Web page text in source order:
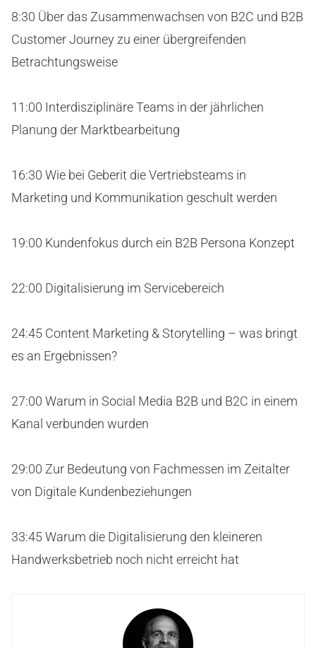
8:30 Über das Zusammenwachsen von B2C und B2B
Customer Journey zu einer übergreifenden
Betrachtungsweise
11:00 Interdisziplinäre Teams in der jährlichen
Planung der Marktbearbeitung
16:30 Wie bei Geberit die Vertriebsteams in
Marketing und Kommunikation geschult werden
19:00 Kundenfokus durch ein B2B Persona Konzept
22:00 Digitalisierung im Servicebereich
24:45 Content Marketing & Storytelling – was bringt
es an Ergebnissen?
27:00 Warum in Social Media B2B und B2C in einem
Kanal verbunden wurden
29:00 Zur Bedeutung von Fachmessen im Zeitalter
von Digitale Kundenbeziehungen
33:45 Warum die Digitalisierung den kleineren
Handwerksbetrieb noch nicht erreicht hat